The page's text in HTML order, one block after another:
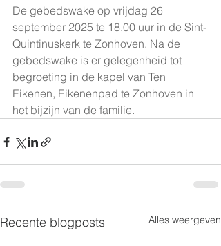
De gebedswake op vrijdag 26
september 2025 te 18.00 uur in de Sint-
Quintinuskerk te Zonhoven. Na de
gebedswake is er gelegenheid tot
begroeting in de kapel van Ten
Eikenen, Eikenenpad te Zonhoven in
het bijzijn van de familie.
Recente blogposts Alles weergeven